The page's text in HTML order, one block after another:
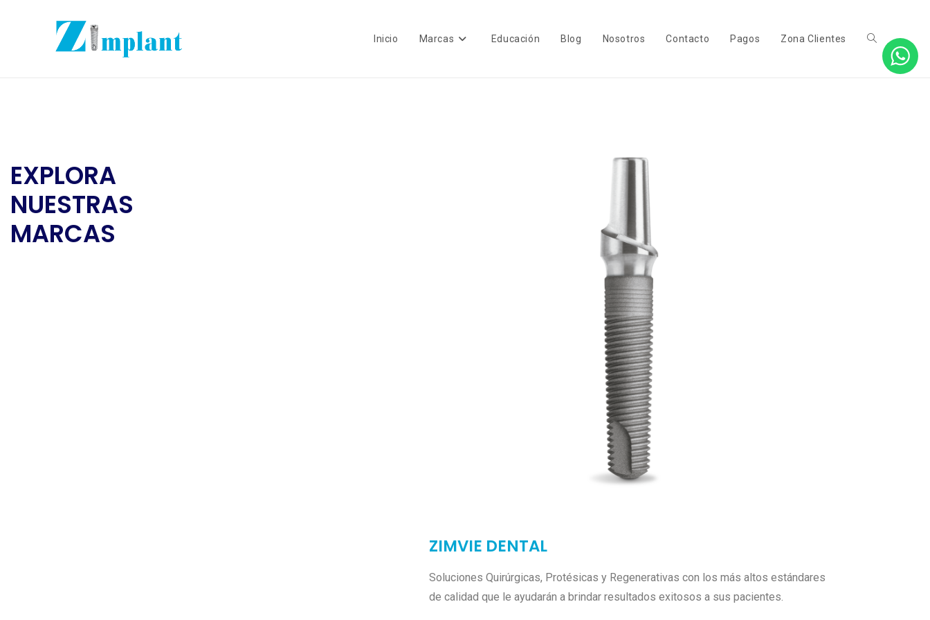
Inicio Marcas Educación Blog Nosotros Contacto Pagos Zona Clientes
EXPLORA
NUESTRAS
MARCAS
ZIMVIE DENTAL
Soluciones Quirúrgicas, Protésicas y Regenerativas con los más altos estándares
de calidad que le ayudarán a brindar resultados exitosos a sus pacientes.